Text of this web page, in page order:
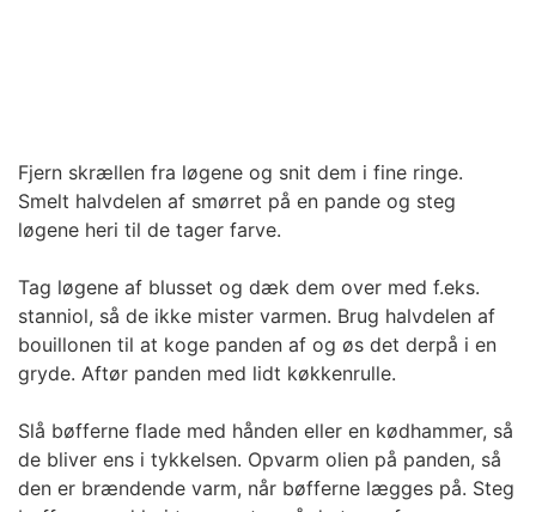
Fjern skrællen fra løgene og snit dem i fine ringe.
Smelt halvdelen af smørret på en pande og steg
løgene heri til de tager farve.
Tag løgene af blusset og dæk dem over med f.eks.
stanniol, så de ikke mister varmen. Brug halvdelen af
bouillonen til at koge panden af og øs det derpå i en
gryde. Aftør panden med lidt køkkenrulle.
Slå bøfferne flade med hånden eller en kødhammer, så
de bliver ens i tykkelsen. Opvarm olien på panden, så
den er brændende varm, når bøfferne lægges på. Steg